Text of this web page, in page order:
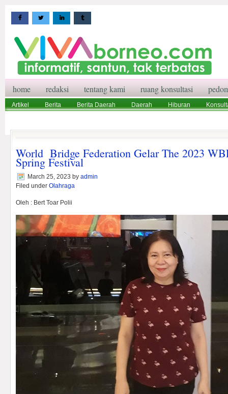
home redaksi tentang kami ruang konsultasi
Artikel Berita Berita Daerah Daerah Hiburan
World Bridge Federation Gelar The 2023
Spring Festival
March 25, 2023 by admin
Filed under Olahraga
Oleh : Bert Toar Polii